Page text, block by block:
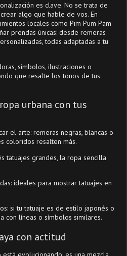
es clave. No se trata de
algo que hable de vos. En
locales como Pim Pum Pam
prendas únicas: desde remeras
todas adaptadas a tu
símbolos, ilustraciones o
que resalte los tonos de tus
urbana con tus
el arte: remeras negras, blancas o
coloridos resalten más.
tatuajes grandes, la ropa sencilla
ideales para mostrar tatuajes en
si tu tatuaje es de estilo japonés o
con líneas o símbolos similares.
con actitud